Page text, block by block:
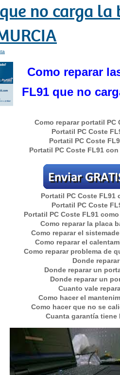
no carga
Como reparar
FL91 que no
Como reparar portatil PC
Portatil PC Coste
Portatil PC Coste
Portatil PC Coste FL91
Portatil PC Coste FL91
Portatil PC Coste
Portatil PC Coste FL91
Como reparar la placa
Como reparar el
Como reparar el
Como reparar problema de
Donde
Donde reparar un
Donde reparar un
Cuanto vale
Como hacer el
Como hacer que no se
Cuanta garantía tiene